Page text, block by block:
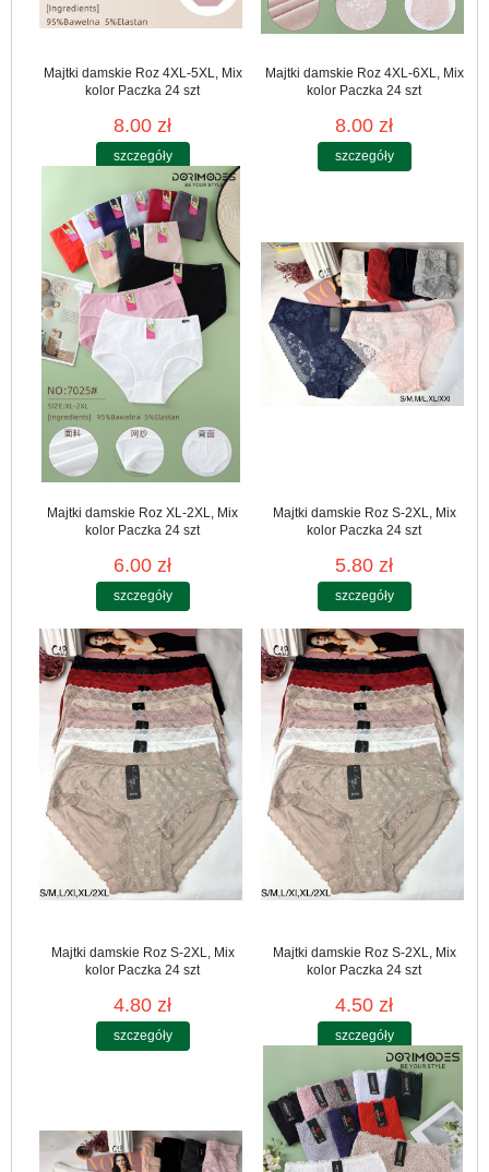
Majtki damskie Roz 4XL-5XL, Mix
kolor Paczka 24 szt
8.00 zł
szczegóły
Majtki damskie Roz 4XL-6XL, Mix
kolor Paczka 24 szt
8.00 zł
szczegóły
Majtki damskie Roz XL-2XL, Mix
kolor Paczka 24 szt
6.00 zł
szczegóły
Majtki damskie Roz S-2XL, Mix
kolor Paczka 24 szt
5.80 zł
szczegóły
Majtki damskie Roz S-2XL, Mix
kolor Paczka 24 szt
4.80 zł
szczegóły
Majtki damskie Roz S-2XL, Mix
kolor Paczka 24 szt
4.50 zł
szczegóły